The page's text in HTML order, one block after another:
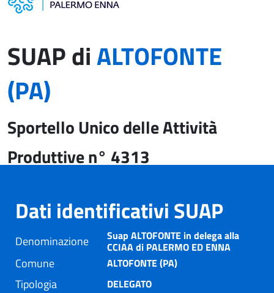
SUAP diALTOFONTE
(PA)
Sportello Unico delle Attività
Produttive n° 4313
Dati identificativi SUAP
Denominazione Suap ALTOFONTE in delega alla
CCIAA di PALERMO ED ENNA
Comune ALTOFONTE (PA)
Tipologia DELEGATO